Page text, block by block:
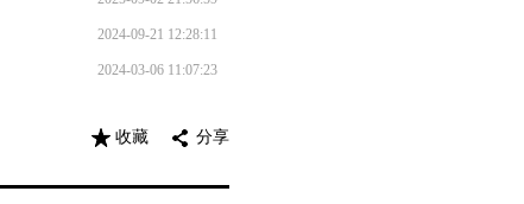
2024-09-21 12:28:11
2024-03-06 11:07:23
分享
收藏